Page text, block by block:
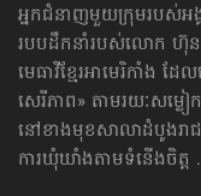
អ្នកជំនាញមួយក្រុមរបស់អង្
របបដឹកនាំរបស់លោក ហ៊ុន
មេធាវីខ្មែរអាមេរិកាំង ដ
សេរីភាព» តាមរយៈសម្លៀ
នៅខាងមុខសាលាដំបូងរាជ
ការឃុំឃាំងតាមទំនើងចិត្ត